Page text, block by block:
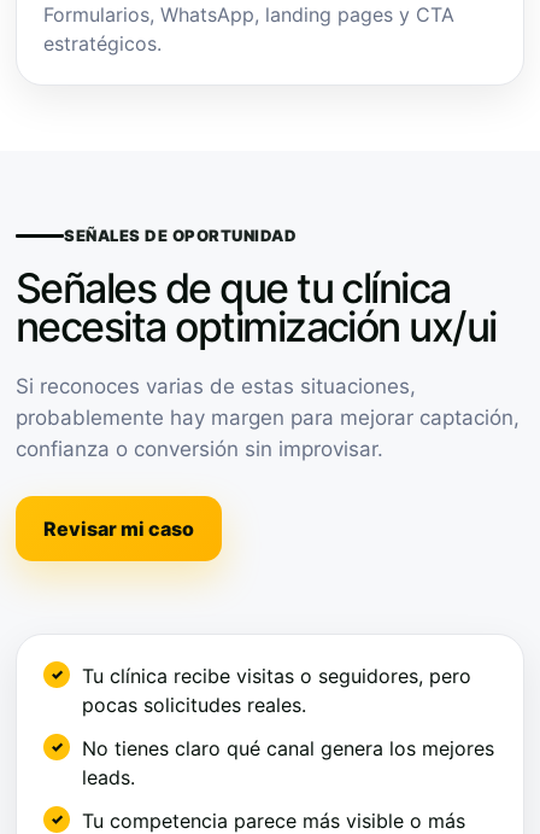
Formularios, WhatsApp, landing pages y CTA
estratégicos.
SEÑALES DE OPORTUNIDAD
Señales de que tu clínica
necesita optimización ux/ui
Si reconoces varias de estas situaciones,
probablemente hay margen para mejorar captación,
confianza o conversión sin improvisar.
Revisar mi caso
Tu clínica recibe visitas o seguidores, pero
pocas solicitudes reales.
No tienes claro qué canal genera los mejores
leads.
Tu competencia parece más visible o más